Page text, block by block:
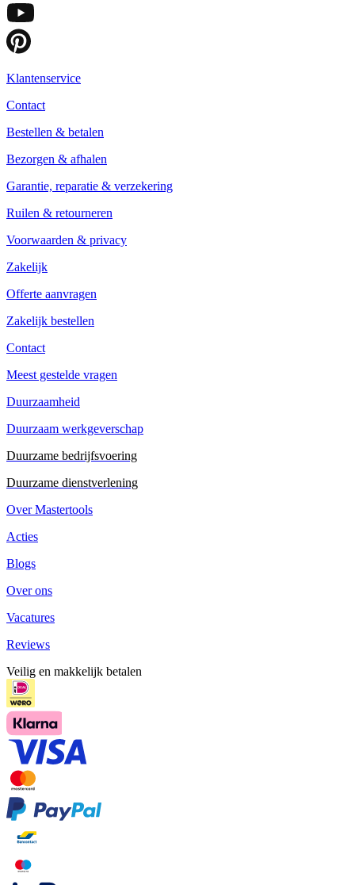
Klantenservice
Contact
Bestellen & betalen
Bezorgen & afhalen
Garantie, reparatie & verzekering
Ruilen & retourneren
Voorwaarden & privacy
Zakelijk
Offerte aanvragen
Zakelijk bestellen
Contact
Meest gestelde vragen
Duurzaamheid
Duurzaam werkgeverschap
Duurzame bedrijfsvoering
Duurzame dienstverlening
Over Mastertools
Acties
Blogs
Over ons
Vacatures
Reviews
Veilig en makkelijk betalen